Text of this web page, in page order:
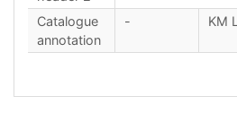
Catalogue
annotation
- KM